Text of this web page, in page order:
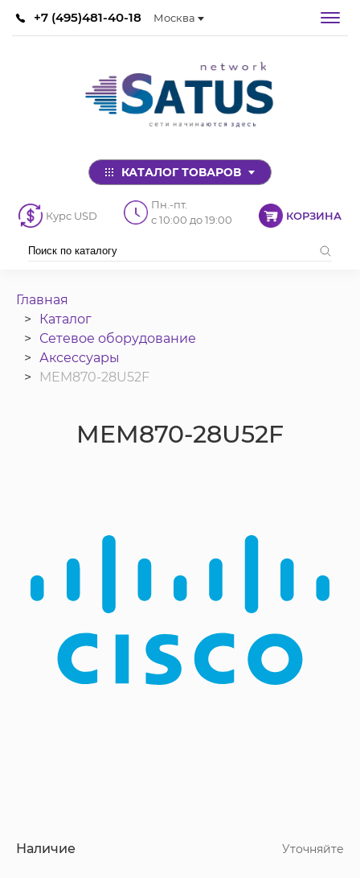
+7 (495)481-40-18 Москва
КАТАЛОГ ТОВАРОВ
Курс USD
Пн.-пт.
с 10:00 до 19:00
КОРЗИНА
Главная
Каталог
Сетевое оборудование
Аксессуары
MEM870-28U52F
MEM870-28U52F
Наличие Уточняйте